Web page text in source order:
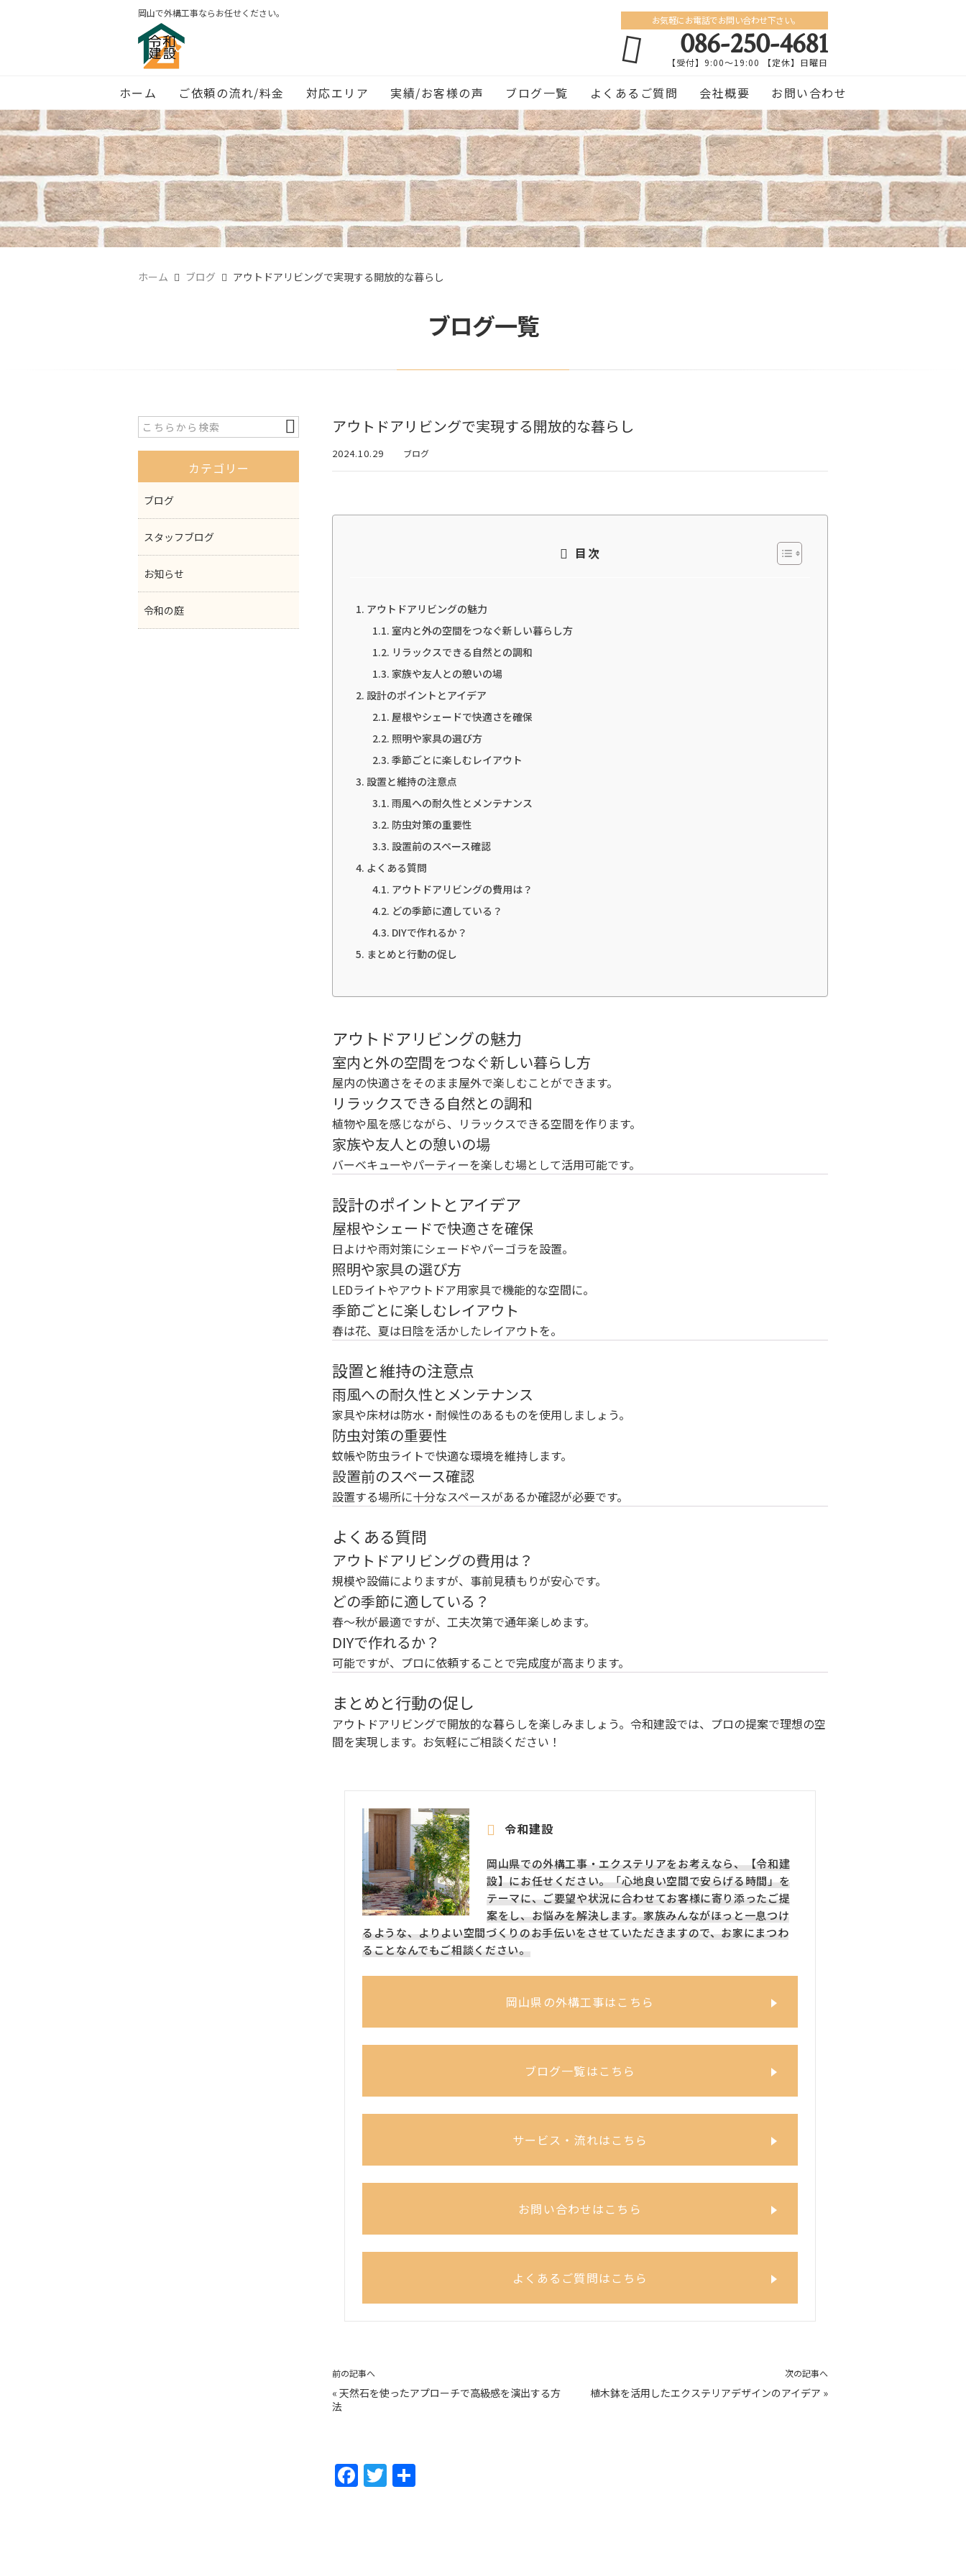
岡山で外構工事ならお任せください。
お気軽にお電話でお問い合わせ下さい。
086-250-4681
【受付】9:00〜19:00 【定休】日曜日
ホーム ご依頼の流れ/料金 対応エリア 実績/お客様の声 ブログ一覧 よくあるご質問 会社概要 お問い合わせ
ホーム ブログ アウトドアリビングで実現する開放的な暮らし
ブログ一覧
アウトドアリビングで実現する開放的な暮らし
2024.10.29 ブログ
目次
アウトドアリビングの魅力
室内と外の空間をつなぐ新しい暮らし方
リラックスできる自然との調和
家族や友人との憩いの場
設計のポイントとアイデア
屋根やシェードで快適さを確保
照明や家具の選び方
季節ごとに楽しむレイアウト
設置と維持の注意点
雨風への耐久性とメンテナンス
防虫対策の重要性
設置前のスペース確認
よくある質問
アウトドアリビングの費用は？
どの季節に適している？
DIYで作れるか？
まとめと行動の促し
アウトドアリビングの魅力
室内と外の空間をつなぐ新しい暮らし方
屋内の快適さをそのまま屋外で楽しむことができます。
リラックスできる自然との調和
植物や風を感じながら、リラックスできる空間を作ります。
家族や友人との憩いの場
バーベキューやパーティーを楽しむ場として活用可能です。
設計のポイントとアイデア
屋根やシェードで快適さを確保
日よけや雨対策にシェードやパーゴラを設置。
照明や家具の選び方
LEDライトやアウトドア用家具で機能的な空間に。
季節ごとに楽しむレイアウト
春は花、夏は日陰を活かしたレイアウトを。
設置と維持の注意点
雨風への耐久性とメンテナンス
家具や床材は防水・耐候性のあるものを使用しましょう。
防虫対策の重要性
蚊帳や防虫ライトで快適な環境を維持します。
設置前のスペース確認
設置する場所に十分なスペースがあるか確認が必要です。
よくある質問
アウトドアリビングの費用は？
規模や設備によりますが、事前見積もりが安心です。
どの季節に適している？
春～秋が最適ですが、工夫次第で通年楽しめます。
DIYで作れるか？
可能ですが、プロに依頼することで完成度が高まります。
まとめと行動の促し
アウトドアリビングで開放的な暮らしを楽しみましょう。令和建設では、プロの提案で理想の空
間を実現します。お気軽にご相談ください！
令和建設
岡山県での外構工事・エクステリアをお考えなら、【令和建
設】にお任せください。「心地良い空間で安らげる時間」を
テーマに、ご要望や状況に合わせてお客様に寄り添ったご提
案をし、お悩みを解決します。家族みんながほっと一息つけ
るような、よりよい空間づくりのお手伝いをさせていただきますので、お家にまつわ
ることなんでもご相談ください。
岡山県の外構工事はこちら
ブログ一覧はこちら
サービス・流れはこちら
お問い合わせはこちら
よくあるご質問はこちら
前の記事へ
« 天然石を使ったアプローチで高級感を演出する方
法
次の記事へ
植木鉢を活用したエクステリアデザインのアイデア »
F T
カテゴリー
ブログ
スタッフブログ
お知らせ
令和の庭